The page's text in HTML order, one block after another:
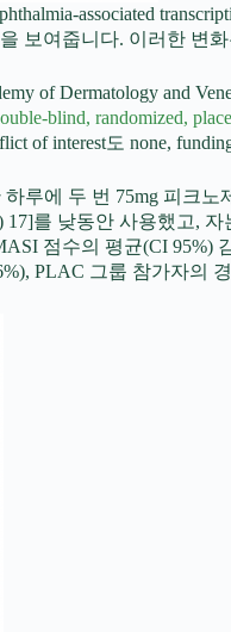
associated
보여줍니다. 이러한
of Dermatology and
blind, randomized,
of interest도 none,
루에 두 번 75mg 피크
17]를 낮동안 사용했
점수의 평균(CI
PLAC 그룹 참가자의